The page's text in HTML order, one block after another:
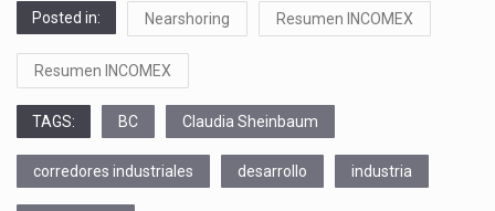
Posted in: Nearshoring Resumen INCOMEX
Resumen INCOMEX
TAGS: BC Claudia Sheinbaum
corredores industriales desarrollo industria